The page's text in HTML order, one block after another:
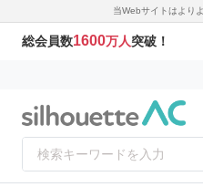
当Webサイトはより
総会員数1600万人突破！